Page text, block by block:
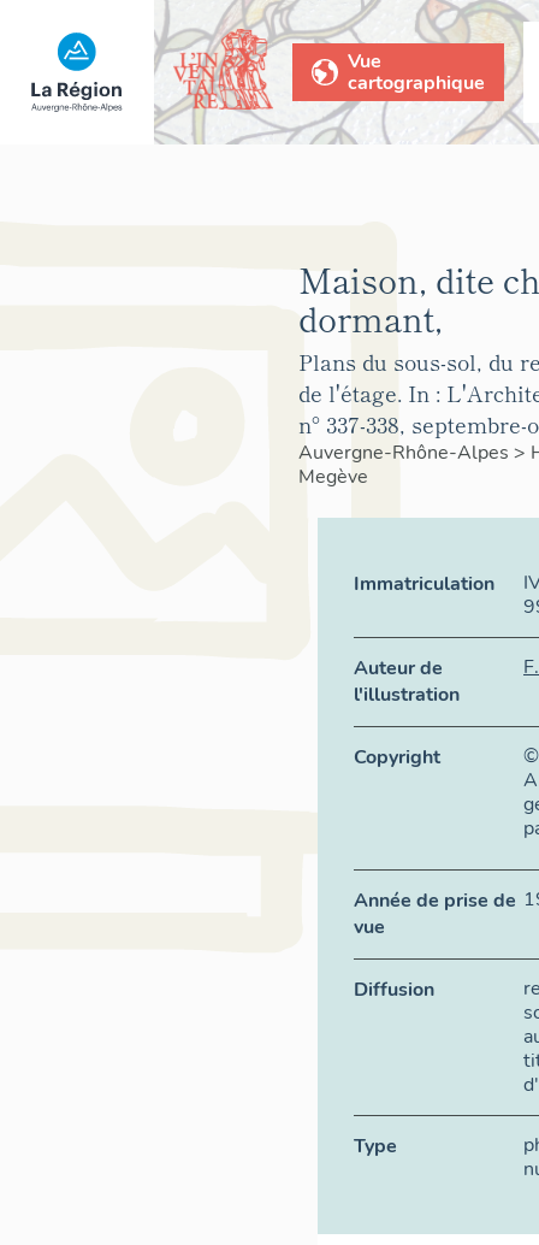
Vue
cartographique
Maison, dite
dormant,
Plans du sous-sol, du
de l'étage. In :
n° 337-338, septembre-
Auvergne-Rhône-Alpes >
Megève
Immatriculation
Auteur de
l'illustration
Copyright
©
Année de prise de
vue
Diffusion
Type